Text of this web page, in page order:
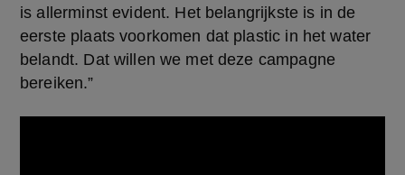
is allerminst evident. Het belangrijkste is in de
eerste plaats voorkomen dat plastic in het water
belandt. Dat willen we met deze campagne
bereiken.”